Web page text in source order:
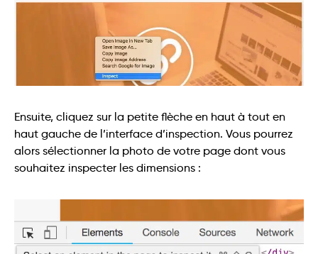
Ensuite, cliquez sur la petite flèche en haut à tout en
haut gauche de l’interface d’inspection. Vous pourrez
alors sélectionner la photo de votre page dont vous
souhaitez inspecter les dimensions :